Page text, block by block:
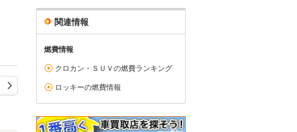
関連情報
燃費情報
クロカン・ＳＵＶの燃費ランキング
ロッキーの燃費情報